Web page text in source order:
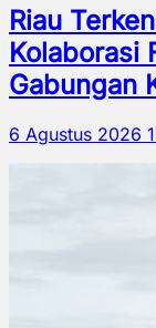
Riau
Kolaborasi
Gabungan
6 Agustus 2026